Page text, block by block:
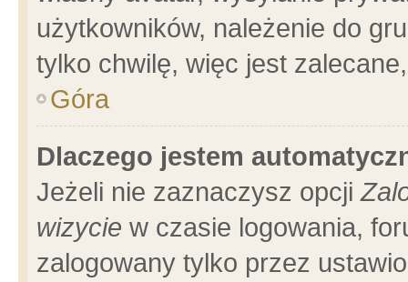
użytkowników, należenie do
tylko chwilę, więc jest
Góra
Dlaczego jestem
Jeżeli nie zaznaczysz opcji
wizycie w czasie logowania,
zalogowany tylko przez